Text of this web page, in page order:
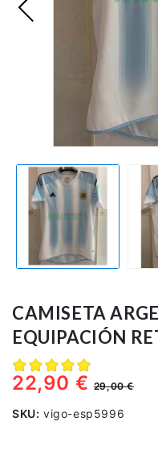
Otras Ligas
Ropa de
Jugadores
CAMISETA
EQUIPACIÓN
22,90 €29,00 €
SKU: vigo-esp5996